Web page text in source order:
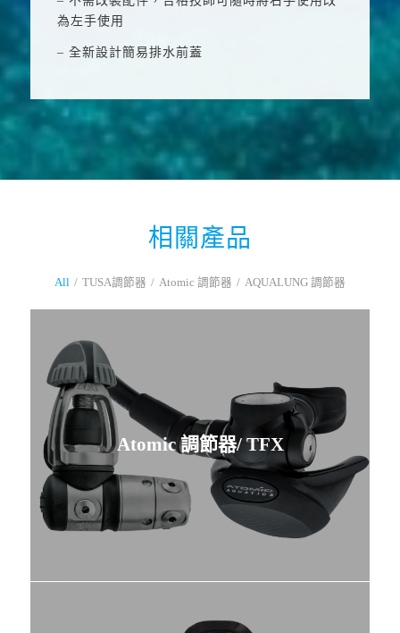
為左手使用
– 全新設計簡易排水前蓋
相關產品
All / TUSA調節器 / Atomic 調節器 / AQUALUNG 調節器
Atomic 調節器/ TFX